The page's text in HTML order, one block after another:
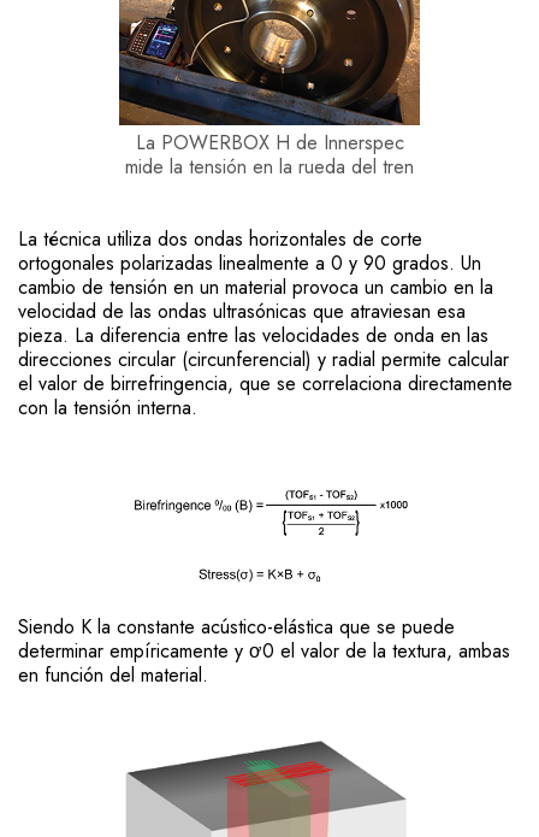
La POWERBOX H de Innerspec
mide la tensión en la rueda del tren
La técnica utiliza dos ondas horizontales de corte
ortogonales polarizadas linealmente a 0 y 90 grados. Un
cambio de tensión en un material provoca un cambio en la
velocidad de las ondas ultrasónicas que atraviesan esa
pieza. La diferencia entre las velocidades de onda en las
direcciones circular (circunferencial) y radial permite calcular
el valor de birrefringencia, que se correlaciona directamente
con la tensión interna.
Siendo K la constante acústico-elástica que se puede
determinar empíricamente y ơ0 el valor de la textura, ambas
en función del material.